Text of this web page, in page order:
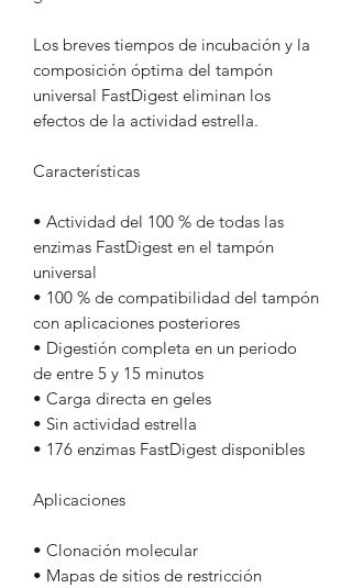
Los breves tiempos de incubación y la
composición óptima del tampón
universal FastDigest eliminan los
efectos de la actividad estrella.
Características
• Actividad del 100 % de todas las
enzimas FastDigest en el tampón
universal
• 100 % de compatibilidad del tampón
con aplicaciones posteriores
• Digestión completa en un periodo
de entre 5 y 15 minutos
• Carga directa en geles
• Sin actividad estrella
• 176 enzimas FastDigest disponibles
Aplicaciones
• Clonación molecular
• Mapas de sitios de restricción